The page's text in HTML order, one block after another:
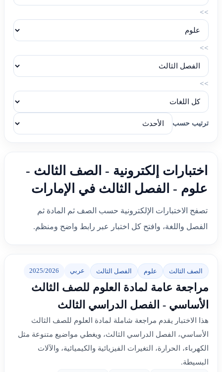
>>
>>
>>
ترتيب حسب
اختبارات إلكترونية - الصف الثالث -
علوم - الفصل الثالث في الإمارات
تصفح الاختبارات الإلكترونية حسب الصف ثم المادة ثم
الفصل واللغة، وافتح كل اختبار عبر رابط واضح ومنظم.
الصف الثالث علوم الفصل الثالث عربي 2025/2026
مراجعة عامة لمادة العلوم للصف الثالث
الأساسي - الفصل الدراسي الثالث
هذا الاختبار يقدم مراجعة شاملة لمادة العلوم للصف الثالث
الأساسي، الفصل الدراسي الثالث، ويغطي مواضيع متنوعة مثل
الكهرباء، الحرارة، التغيرات الفيزيائية والكيميائية، والآلات
البسيطة.